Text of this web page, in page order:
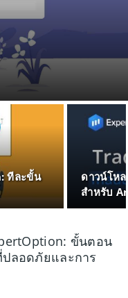
ทีละขั้น
ดาวน์โห
สำหรับ
ขั้นตอน
ปลอดภัยและการ